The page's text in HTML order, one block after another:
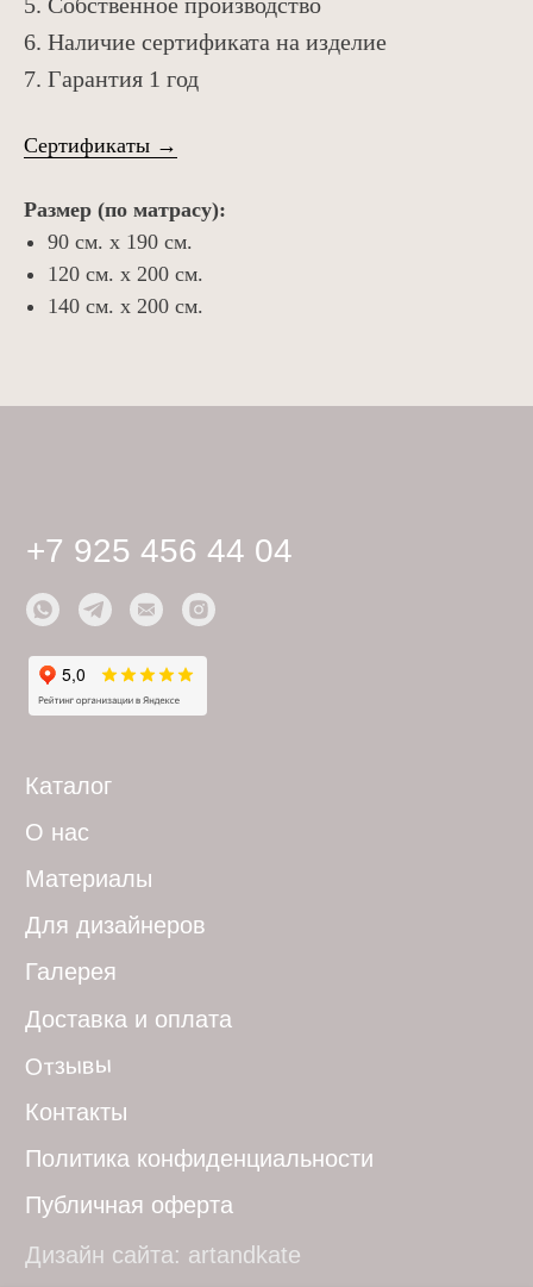
6. Наличие сертификата на изделие
7. Гарантия 1 год
Сертификаты →
Размер (по матрасу):
90 см. х 190 см.
120 см. х 200 см.
140 см. х 200 см.
Для дизайнеров
О нас
Галерея
Материалы